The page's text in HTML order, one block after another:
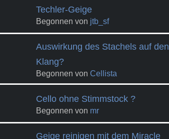
Techler-Geige
Begonnen von jtb_sf
Auswirkung des Stachels auf den
Klang?
Begonnen von Cellista
Cello ohne Stimmstock ?
Begonnen von mr
Geige reinigen mit dem Miracle